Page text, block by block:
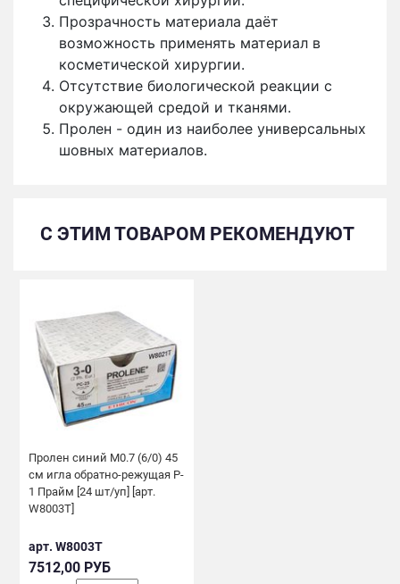
Прозрачность материала даёт
возможность применять материал в
косметической хирургии.
Отсутствие биологической реакции с
окружающей средой и тканями.
Пролен - один из наиболее универсальных
шовных материалов.
С ЭТИМ ТОВАРОМ РЕКОМЕНДУЮТ
Пролен синий М0.7 (6/0) 45
см игла обратно-режущая P-
1 Прайм [24 шт/уп] [арт.
W8003T]
арт. W8003T
7512,00 РУБ